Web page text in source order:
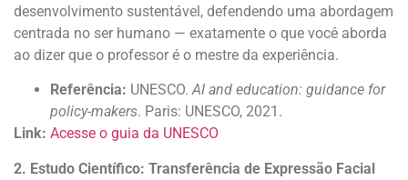
desenvolvimento sustentável, defendendo uma abordagem
centrada no ser humano — exatamente o que você aborda
ao dizer que o professor é o mestre da experiência.
Referência: UNESCO.AI and education: guidance for
policy-makers. Paris: UNESCO, 2021.
Link: Acesse o guia da UNESCO
2. Estudo Científico: Transferência de Expressão Facial